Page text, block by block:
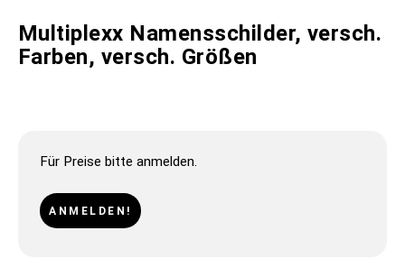
Multiplexx Namensschilder, versch.
Farben, versch. Größen
Für Preise bitte anmelden.
ANMELDEN!